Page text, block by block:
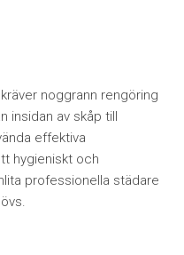
noggrann rengöring
insidan av skåp till
effektiva
hygieniskt och
professionella städare